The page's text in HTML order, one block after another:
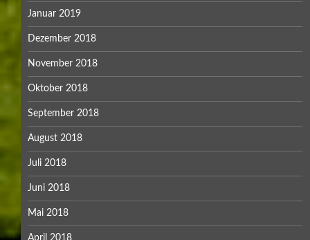
Januar 2019
Dezember 2018
November 2018
Oktober 2018
September 2018
August 2018
Juli 2018
Juni 2018
Mai 2018
April 2018